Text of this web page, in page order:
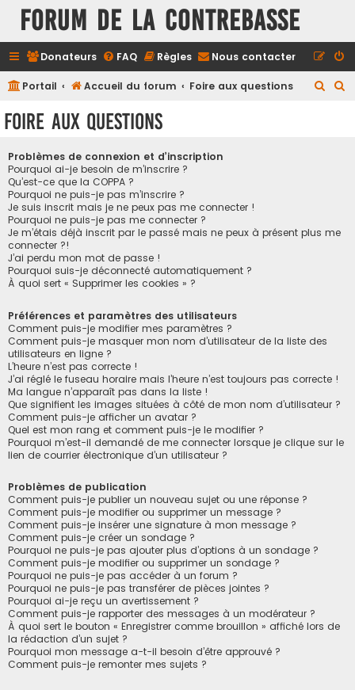
FORUM DE LA CONTREBASSE
Donateurs FAQ Règles Nous contacter
Portail Accueil du forum Foire aux questions
h
Foire aux questions
Problèmes de connexion et d’inscription
Pourquoi ai-je besoin de m’inscrire ?
Qu’est-ce que la COPPA ?
Pourquoi ne puis-je pas m’inscrire ?
Je suis inscrit mais je ne peux pas me connecter !
Pourquoi ne puis-je pas me connecter ?
Je m’étais déjà inscrit par le passé mais ne peux à présent plus me
connecter ?!
J’ai perdu mon mot de passe !
Pourquoi suis-je déconnecté automatiquement ?
À quoi sert « Supprimer les cookies » ?
Préférences et paramètres des utilisateurs
Comment puis-je modifier mes paramètres ?
Comment puis-je masquer mon nom d’utilisateur de la liste des
utilisateurs en ligne ?
L’heure n’est pas correcte !
J’ai réglé le fuseau horaire mais l’heure n’est toujours pas correcte !
Ma langue n’apparaît pas dans la liste !
Que signifient les images situées à côté de mon nom d’utilisateur ?
Comment puis-je afficher un avatar ?
Quel est mon rang et comment puis-je le modifier ?
Pourquoi m’est-il demandé de me connecter lorsque je clique sur le
lien de courrier électronique d’un utilisateur ?
Problèmes de publication
Comment puis-je publier un nouveau sujet ou une réponse ?
Comment puis-je modifier ou supprimer un message ?
Comment puis-je insérer une signature à mon message ?
Comment puis-je créer un sondage ?
Pourquoi ne puis-je pas ajouter plus d’options à un sondage ?
Comment puis-je modifier ou supprimer un sondage ?
Pourquoi ne puis-je pas accéder à un forum ?
Pourquoi ne puis-je pas transférer de pièces jointes ?
Pourquoi ai-je reçu un avertissement ?
Comment puis-je rapporter des messages à un modérateur ?
À quoi sert le bouton « Enregistrer comme brouillon » affiché lors de
la rédaction d’un sujet ?
Pourquoi mon message a-t-il besoin d’être approuvé ?
Comment puis-je remonter mes sujets ?